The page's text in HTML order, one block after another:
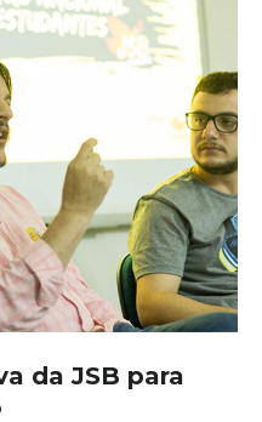
da JSB para